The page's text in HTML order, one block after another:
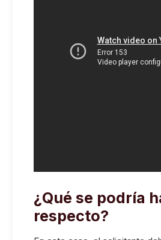
¿Qué se podría
respecto?